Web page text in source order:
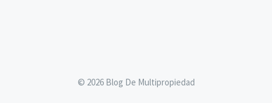
© 2026 Blog De Multipropiedad